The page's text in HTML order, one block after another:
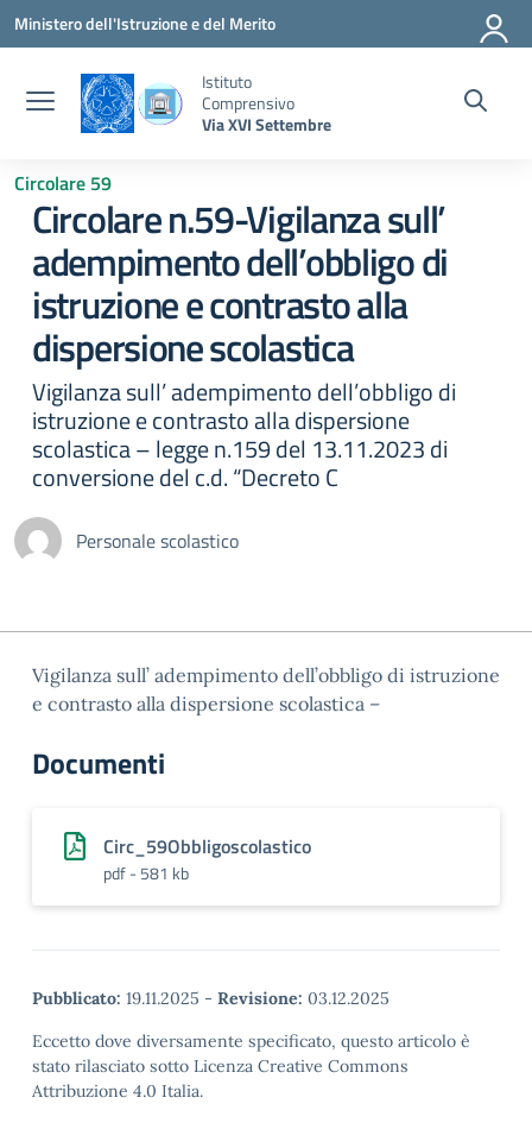
Vai ai contenuti
Vai al menu di navigazione
Vai al footer
Ministero dell'Istruzione e del Merito
Istituto
Comprensivo
Via XVI Settembre
Circolare 59
Circolare n.59-Vigilanza sull’
adempimento dell’obbligo di
istruzione e contrasto alla
dispersione scolastica
Vigilanza sull’ adempimento dell’obbligo di
istruzione e contrasto alla dispersione
scolastica – legge n.159 del 13.11.2023 di
conversione del c.d. “Decreto C
Personale scolastico
Vigilanza sull’ adempimento dell’obbligo di istruzione
e contrasto alla dispersione scolastica –
Documenti
Circ_59Obbligoscolastico
pdf - 581 kb
Pubblicato: 19.11.2025 - Revisione: 03.12.2025
Eccetto dove diversamente specificato, questo articolo è
stato rilasciato sotto Licenza Creative Commons
Attribuzione 4.0 Italia.